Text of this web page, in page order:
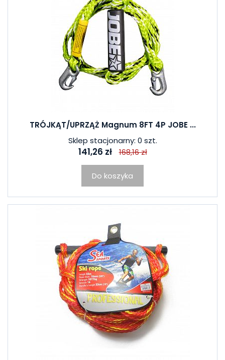
TRÓJKĄT/UPRZĄŻ Magnum 8FT 4P JOBE ...
Sklep stacjonarny: 0 szt.
141,26 zł 168,16 zł
Do koszyka